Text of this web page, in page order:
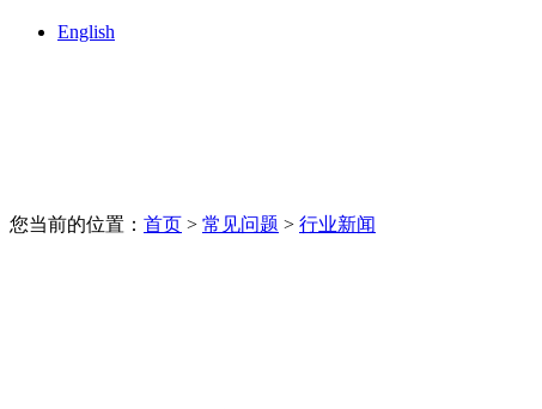
English
您当前的位置： 首页 > 常见问题 > 行业新闻